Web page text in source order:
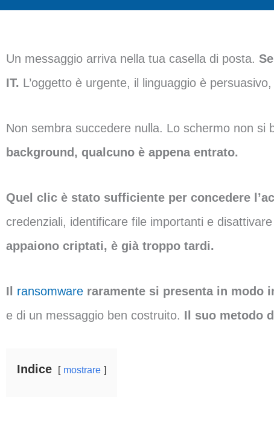
Un messaggio arriva nella tua casella di posta.
IT. L’oggetto è urgente, il linguaggio è
Non sembra succedere nulla. Lo schermo non si
background, qualcuno è appena entrato.
Quel clic è stato sufficiente per concedere
credenziali, identificare file importanti e
appaiono criptati, è già troppo tardi.
Il ransomware raramente si presenta in modo
e di un messaggio ben costruito. Il suo metodo
Indice mostrare